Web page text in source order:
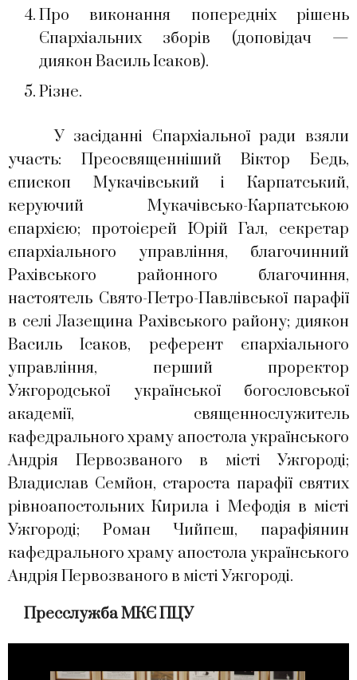
Про виконання попередніх рішень
Єпархіальних зборів (доповідач —
диякон Василь Ісаков).
Різне.
У засіданні Єпархіальної ради взяли
участь: Преосвященніший Віктор Бедь,
єпископ Мукачівський і Карпатський,
керуючий Мукачівсько-Карпатською
єпархією; протоієрей Юрій Гал, секретар
єпархіального управління, благочинний
Рахівського районного благочиння,
настоятель Свято-Петро-Павлівської парафії
в селі Лазещина Рахівського району; диякон
Василь Ісаков, референт єпархіального
управління, перший проректор
Ужгородської української богословської
академії, священнослужитель
кафедрального храму апостола українського
Андрія Первозваного в місті Ужгороді;
Владислав Семйон, староста парафії святих
рівноапостольних Кирила і Мефодія в місті
Ужгороді; Роман Чийпеш, парафіянин
кафедрального храму апостола українського
Андрія Первозваного в місті Ужгороді.
Пресслужба МКЄ ПЦУ